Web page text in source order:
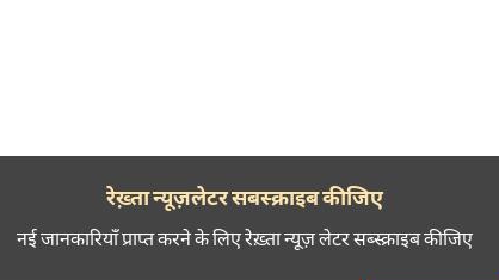
रेख़्ता न्यूज़लेटर सबस्क्राइब कीजिए
नई जानकारियाँ प्राप्त करने के लिए रेख़्ता न्यूज़ लेटर सब्स्क्राइब कीजिए